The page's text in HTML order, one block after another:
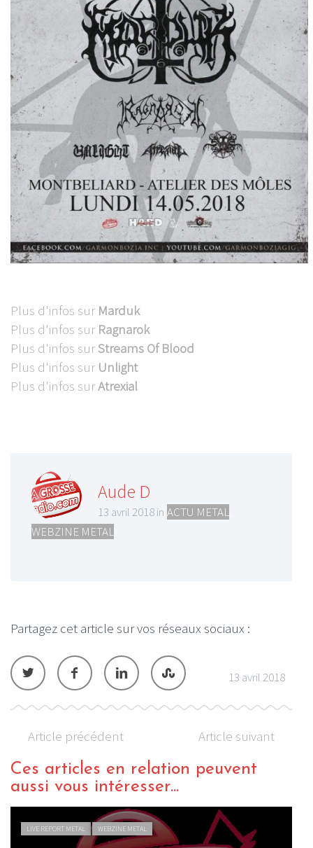
Plus d'infos sur Marduk
Plus d'infos sur Ragnarok
Plus d'infos surStreams Of Blood
Plus d'infos sur Unlight
Plus d'infos surAtrexial
Aude D
13 avril 2018 in ACTU METAL
WEBZINE METAL
Partagez cet article sur vos réseaux sociaux :
13 avril 2018
Article précédent Article suivant
Ces articles en relation peuvent
aussi vous intéresser...
LIVE REPORT METAL WEBZINE METAL